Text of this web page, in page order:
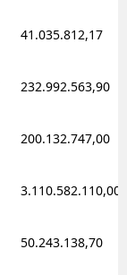
41.035.812,17
232.992.563,90
200.132.747,00
3.110.582.110,00
50.243.138,70